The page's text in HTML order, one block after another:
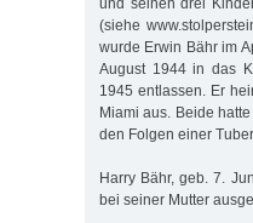
(siehe
wurde Erwin Bähr im
August 1944 in das
1945 entlassen. Er
Miami aus. Beide
den Folgen einer
Harry Bähr, geb. 7.
bei seiner Mutter